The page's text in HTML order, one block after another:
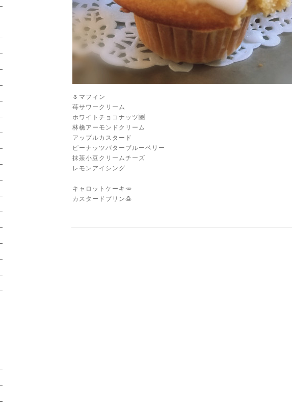
🌷マフィン
苺サワークリーム
ホワイトチョコナッツ🆕
林檎アーモンドクリーム
アップルカスタード
ピーナッツバターブルーベリー
抹茶小豆クリームチーズ
レモンアイシング
キャロットケーキ🥕
カスタードプリン🍮